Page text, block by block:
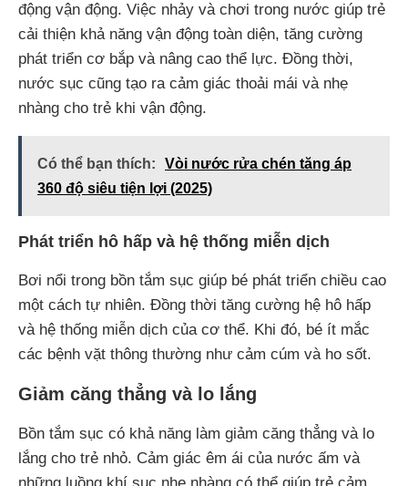
động vận động. Việc nhảy và chơi trong nước giúp trẻ
cải thiện khả năng vận động toàn diện, tăng cường
phát triển cơ bắp và nâng cao thể lực. Đồng thời,
nước sục cũng tạo ra cảm giác thoải mái và nhẹ
nhàng cho trẻ khi vận động.
Có thể bạn thích:
Vòi nước rửa chén tăng áp
360 độ siêu tiện lợi (2025)
Phát triển hô hấp và hệ thống miễn dịch
Bơi nổi trong bồn tắm sục giúp bé phát triển chiều cao
một cách tự nhiên. Đồng thời tăng cường hệ hô hấp
và hệ thống miễn dịch của cơ thể. Khi đó, bé ít mắc
các bệnh vặt thông thường như cảm cúm và ho sốt.
Giảm căng thẳng và lo lắng
Bồn tắm sục có khả năng làm giảm căng thẳng và lo
lắng cho trẻ nhỏ. Cảm giác êm ái của nước ấm và